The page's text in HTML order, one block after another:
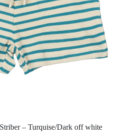
– Turquise/Dark off white